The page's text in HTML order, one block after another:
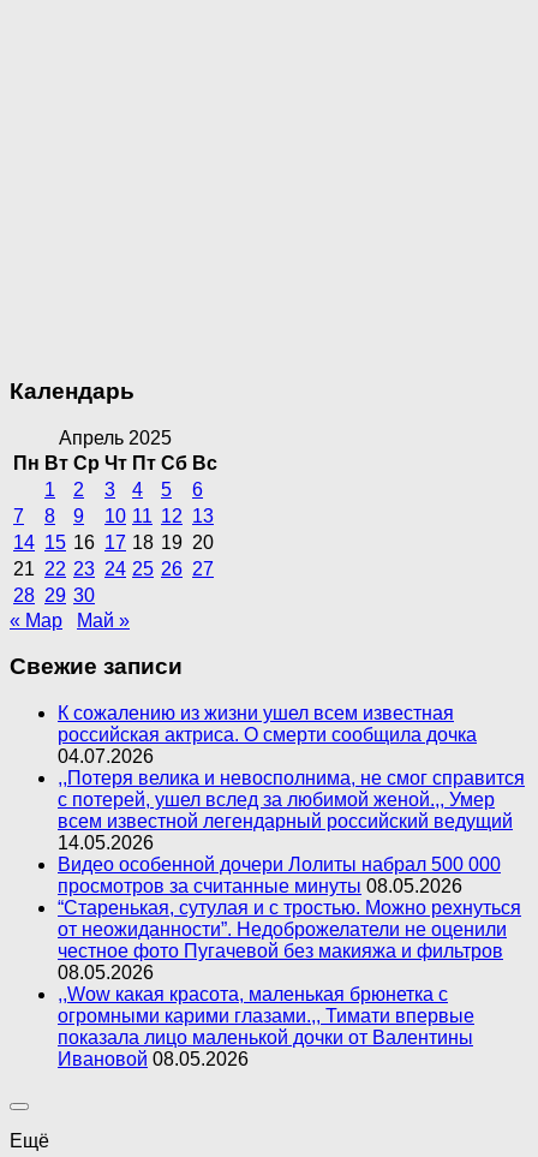
Календарь
Апрель 2025
Пн Вт Ср Чт Пт Сб Вс
1
2 3 4 5
6
7
8 9 10 11 12 13
14 15 16 17 18 19 20
21 22 23 24 25 26 27
28 29 30
« Мар
Май »
Свежие записи
К сожалению из жизни ушел всем известная
российская актриса. О смерти сообщила дочка
04.07.2026
,,Потеря велика и невосполнима, не смог справится
с потерей, ушел вслед за любимой женой.,, Умер
всем известной легендарный российский ведущий
14.05.2026
Видео особенной дочери Лолиты набрал 500 000
просмотров за считанные минуты 08.05.2026
“Старенькая, сутулая и с тростью. Можно рехнуться
от неожиданности”. Недоброжелатели не оценили
честное фото Пугачевой без макияжа и фильтров
08.05.2026
,,Wow какая красота, маленькая брюнетка с
огромными карими глазами.,, Тимати впервые
показала лицо маленькой дочки от Валентины
Ивановой 08.05.2026
Ещё